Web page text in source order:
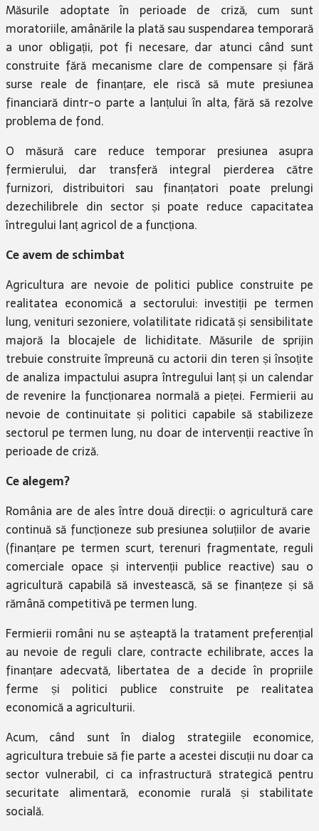
Măsurile adoptate în perioade de criză, cum sunt
moratoriile, amânările la plată sau suspendarea temporară
a unor obligații, pot fi necesare, dar atunci când sunt
construite fără mecanisme clare de compensare și fără
surse reale de finanțare, ele riscă să mute presiunea
financiară dintr-o parte a lanțului în alta, fără să rezolve
problema de fond.
O măsură care reduce temporar presiunea asupra
fermierului, dar transferă integral pierderea către
furnizori, distribuitori sau finanțatori poate prelungi
dezechilibrele din sector și poate reduce capacitatea
întregului lanț agricol de a funcționa.
Ce avem de schimbat
Agricultura are nevoie de politici publice construite pe
realitatea economică a sectorului: investiții pe termen
lung, venituri sezoniere, volatilitate ridicată și sensibilitate
majoră la blocajele de lichiditate. Măsurile de sprijin
trebuie construite împreună cu actorii din teren și însoțite
de analiza impactului asupra întregului lanț și un calendar
de revenire la funcționarea normală a pieței. Fermierii au
nevoie de continuitate și politici capabile să stabilizeze
sectorul pe termen lung, nu doar de intervenții reactive în
perioade de criză.
Ce alegem?
România are de ales între două direcții: o agricultură care
continuă să funcționeze sub presiunea soluțiilor de avarie
(finanțare pe termen scurt, terenuri fragmentate, reguli
comerciale opace și intervenții publice reactive) sau o
agricultură capabilă să investească, să se finanțeze și să
rămână competitivă pe termen lung.
Fermierii români nu se așteaptă la tratament preferențial
au nevoie de reguli clare, contracte echilibrate, acces la
finanțare adecvată, libertatea de a decide în propriile
ferme și politici publice construite pe realitatea
economică a agriculturii.
Acum, când sunt în dialog strategiile economice,
agricultura trebuie să fie parte a acestei discuții nu doar ca
sector vulnerabil, ci ca infrastructură strategică pentru
securitate alimentară, economie rurală și stabilitate
socială.